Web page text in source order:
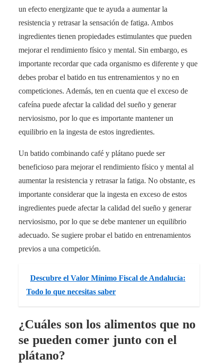
un efecto energizante que te ayuda a aumentar la
resistencia y retrasar la sensación de fatiga. Ambos
ingredientes tienen propiedades estimulantes que pueden
mejorar el rendimiento físico y mental. Sin embargo, es
importante recordar que cada organismo es diferente y que
debes probar el batido en tus entrenamientos y no en
competiciones. Además, ten en cuenta que el exceso de
cafeína puede afectar la calidad del sueño y generar
nerviosismo, por lo que es importante mantener un
equilibrio en la ingesta de estos ingredientes.
Un batido combinando café y plátano puede ser
beneficioso para mejorar el rendimiento físico y mental al
aumentar la resistencia y retrasar la fatiga. No obstante, es
importante considerar que la ingesta en exceso de estos
ingredientes puede afectar la calidad del sueño y generar
nerviosismo, por lo que se debe mantener un equilibrio
adecuado. Se sugiere probar el batido en entrenamientos
previos a una competición.
Descubre el Valor Mínimo Fiscal de Andalucía:
Todo lo que necesitas saber
¿Cuáles son los alimentos que no
se pueden comer junto con el
plátano?